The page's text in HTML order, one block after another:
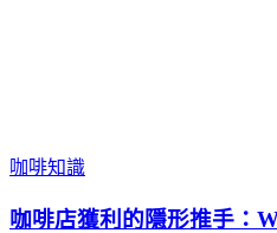
咖啡知識
咖啡店獲利的隱形推手：